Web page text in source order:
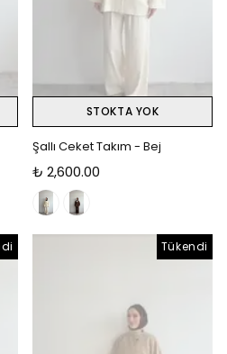
STOKTA YOK
Şallı Ceket Takım - Bej
₺ 2,600.00
Tükendi